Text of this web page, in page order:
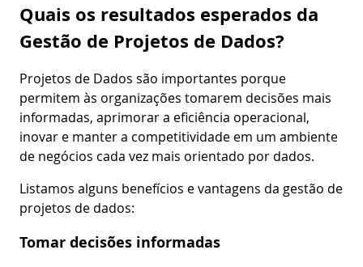
Quais os resultados esperados da
Gestão de Projetos de Dados?
Projetos de Dados são importantes porque
permitem às organizações tomarem decisões mais
informadas, aprimorar a eficiência operacional,
inovar e manter a competitividade em um ambiente
de negócios cada vez mais orientado por dados.
Listamos alguns benefícios e vantagens da gestão de
projetos de dados:
Tomar decisões informadas